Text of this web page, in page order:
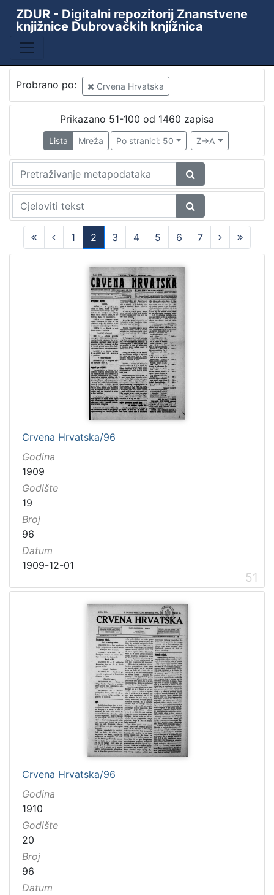
ZDUR - Digitalni repozitorij Znanstvene
knjižnice Dubrovačkih knjižnica
Probrano po: Crvena Hrvatska
Prikazano 51-100 od 1460 zapisa
Lista Mreža Po stranici: 50 Z->A
1
2
(current)
3 4 5 6 7
Crvena Hrvatska/96
Godina
1909
Godište
19
Broj
96
Datum
1909-12-01
51
Crvena Hrvatska/96
Godina
1910
Godište
20
Broj
96
Datum